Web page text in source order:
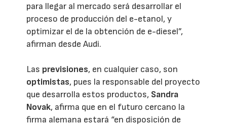
para llegar al mercado será desarrollar el
proceso de producción del e-etanol, y
optimizar el de la obtención de e-diesel”,
afirman desde Audi.
Las previsiones, en cualquier caso, son
optimistas, pues la responsable del proyecto
que desarrolla estos productos, Sandra
Novak, afirma que en el futuro cercano la
firma alemana estará “en disposición de